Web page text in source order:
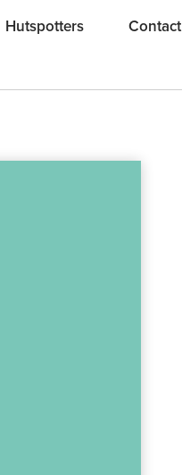
Hutspotters Contact